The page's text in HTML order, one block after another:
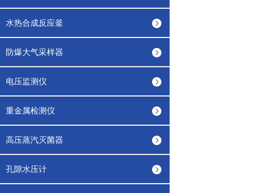
水热合成反应釜
防爆大气采样器
电压监测仪
重金属检测仪
高压蒸汽灭菌器
孔隙水压计